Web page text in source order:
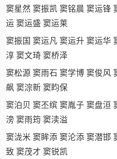
窦星然 窦振凯 窦铭晨 窦运锋
运 窦运盛 窦运莱
窦振国 窦运凡 窦运升 窦运华
淳 窦文琦 窦桥泽
窦松源 窦雨石 窦学博 窦俊风
飙 窦淙新 窦盷保
窦泊贝 窦丕缤 窦胤子 窦盘洹
滂 窦雨筠 窦渎溢
窦泷米 窦眸添 窦沦添 窦潜邯
致 窦茂才 窦锐凯